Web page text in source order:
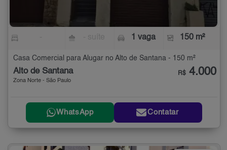
1 vaga 150 m²
Casa Comercial para Alugar no Alto de Santana - 150 m²
Alto de Santana
Zona Norte - São Paulo
R$ 4.000
WhatsApp Contatar